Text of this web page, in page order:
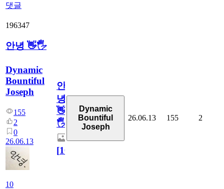
댓글
196347
안녕 👋🖐
Dynamic
Bountiful
Joseph
155
2
0
26.06.13
10
안
녕
👋
🖐
[10
Dynamic
Bountiful
Joseph
26.06.13 155 2